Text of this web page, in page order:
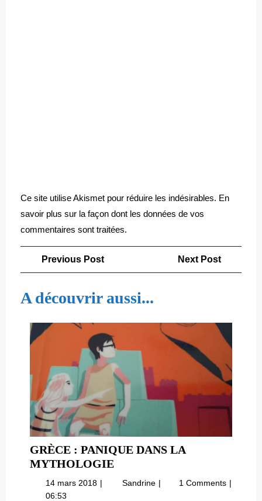
Ce site utilise Akismet pour réduire les indésirables. En
savoir plus sur la façon dont les données de vos
commentaires sont traitées.
Navigation
de
l’article
Previous PostPrevious
Post
Next Post
Post
A découvrir aussi...
GRÈCE : PANIQUE DANS LA
MYTHOLOGIEGRÈCE
PANIQUE
14 mars 2018 14
Sandrine Grèce1 Comments
06:53